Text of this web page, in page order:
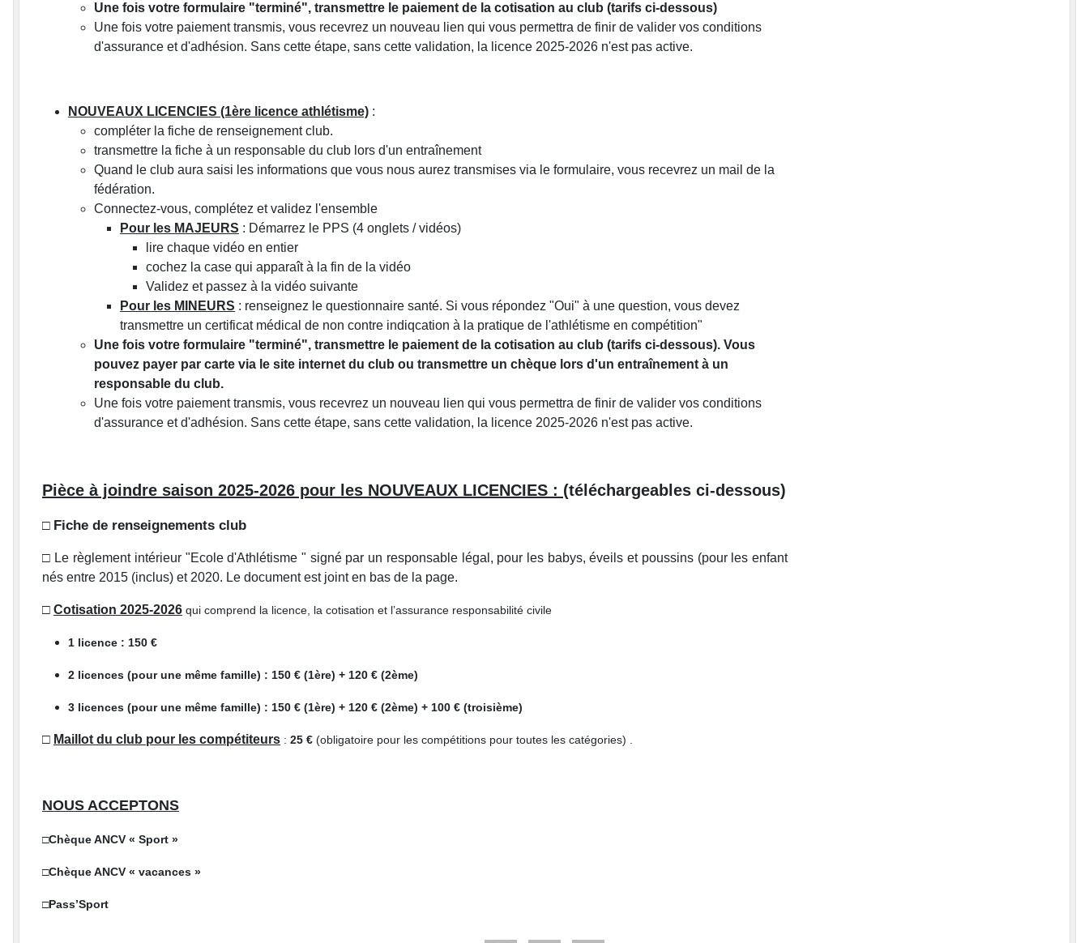
Une fois votre formulaire "terminé", transmettre le paiement de la cotisation au club (tarifs ci-dessous)
Une fois votre paiement transmis, vous recevrez un nouveau lien qui vous permettra de finir de valider vos conditions
d'assurance et d'adhésion. Sans cette étape, sans cette validation, la licence 2025-2026 n'est pas active.
NOUVEAUX LICENCIES (1ère licence athlétisme) :
compléter la fiche de renseignement club.
transmettre la fiche à un responsable du club lors d'un entraînement
Quand le club aura saisi les informations que vous nous aurez transmises via le formulaire, vous recevrez un mail de la
fédération.
Connectez-vous, complétez et validez l'ensemble
Pour les MAJEURS : Démarrez le PPS (4 onglets / vidéos)
lire chaque vidéo en entier
cochez la case qui apparaît à la fin de la vidéo
Validez et passez à la vidéo suivante
Pour les MINEURS : renseignez le questionnaire santé. Si vous répondez "Oui" à une question, vous devez
transmettre un certificat médical de non contre indiqcation à la pratique de l'athlétisme en compétition"
Une fois votre formulaire "terminé", transmettre le paiement de la cotisation au club (tarifs ci-dessous). Vous
pouvez payer par carte via le site internet du club ou transmettre un chèque lors d'un entraînement à un
responsable du club.
Une fois votre paiement transmis, vous recevrez un nouveau lien qui vous permettra de finir de valider vos conditions
d'assurance et d'adhésion. Sans cette étape, sans cette validation, la licence 2025-2026 n'est pas active.
Pièce à joindre saison 2025-2026 pour les NOUVEAUX LICENCIES : (téléchargeables ci-dessous)
□ Fiche de renseignements club
□ Le règlement intérieur "Ecole d'Athlétisme " signé par un responsable légal, pour les babys, éveils et poussins (pour les enfant
nés entre 2015 (inclus) et 2020. Le document est joint en bas de la page.
□ Cotisation 2025-2026 qui comprend la licence, la cotisation et l’assurance responsabilité civile
1 licence : 150 €
2 licences (pour une même famille) : 150 € (1ère) + 120 € (2ème)
3 licences (pour une même famille) : 150 € (1ère) + 120 € (2ème) + 100 € (troisième)
□ Maillot du club pour les compétiteurs : 25 € (obligatoire pour les compétitions pour toutes les catégories) .
NOUS ACCEPTONS
□Chèque ANCV « Sport »
□Chèque ANCV « vacances »
□Pass’Sport